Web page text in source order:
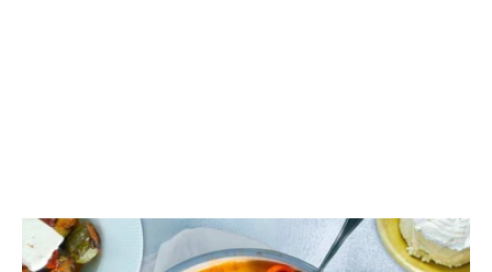
Μπριάμ
ΛΑΔΕΡΑ